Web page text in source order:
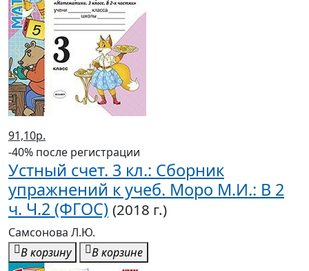
117,50р.
-40% после регистрации
Устный счет. 1 кл.: Сборник
упражнений к уч. Моро М.И. ФГОС
(2018 г.)
Самсонова Л.Ю.